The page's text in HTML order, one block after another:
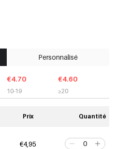
Personnalisé
€4.70
10-19
€4.60
≥20
Prix Quantité
€4,95